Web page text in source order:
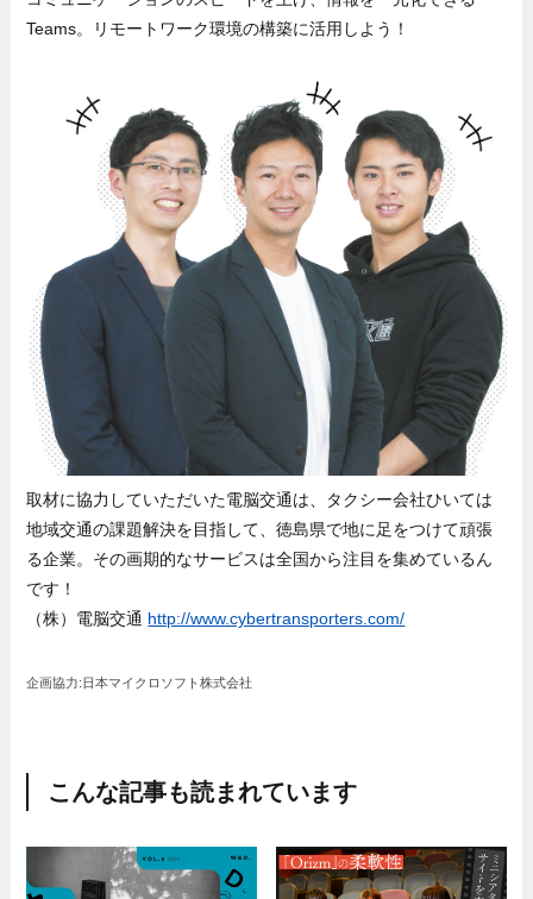
Teams。リモートワーク環境の構築に活用しよう！
取材に協力していただいた電脳交通は、タクシー会社ひいては
地域交通の課題解決を目指して、徳島県で地に足をつけて頑張
る企業。その画期的なサービスは全国から注目を集めているん
です！
（株）電脳交通 http://www.cybertransporters.com/
企画協力:日本マイクロソフト株式会社
こんな記事も読まれています